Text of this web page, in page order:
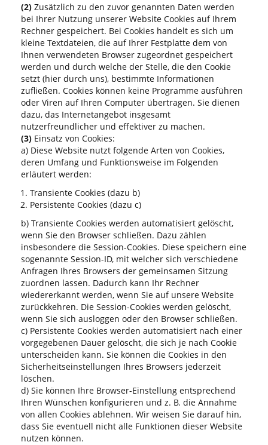
(2) Zusätzlich zu den zuvor genannten Daten werden
bei Ihrer Nutzung unserer Website Cookies auf Ihrem
Rechner gespeichert. Bei Cookies handelt es sich um
kleine Textdateien, die auf Ihrer Festplatte dem von
Ihnen verwendeten Browser zugeordnet gespeichert
werden und durch welche der Stelle, die den Cookie
setzt (hier durch uns), bestimmte Informationen
zufließen. Cookies können keine Programme ausführen
oder Viren auf Ihren Computer übertragen. Sie dienen
dazu, das Internetangebot insgesamt
nutzerfreundlicher und effektiver zu machen.
(3) Einsatz von Cookies:
a) Diese Website nutzt folgende Arten von Cookies,
deren Umfang und Funktionsweise im Folgenden
erläutert werden:
Transiente Cookies (dazu b)
Persistente Cookies (dazu c)
b) Transiente Cookies werden automatisiert gelöscht,
wenn Sie den Browser schließen. Dazu zählen
insbesondere die Session-Cookies. Diese speichern eine
sogenannte Session-ID, mit welcher sich verschiedene
Anfragen Ihres Browsers der gemeinsamen Sitzung
zuordnen lassen. Dadurch kann Ihr Rechner
wiedererkannt werden, wenn Sie auf unsere Website
zurückkehren. Die Session-Cookies werden gelöscht,
wenn Sie sich ausloggen oder den Browser schließen.
c) Persistente Cookies werden automatisiert nach einer
vorgegebenen Dauer gelöscht, die sich je nach Cookie
unterscheiden kann. Sie können die Cookies in den
Sicherheitseinstellungen Ihres Browsers jederzeit
löschen.
d) Sie können Ihre Browser-Einstellung entsprechend
Ihren Wünschen konfigurieren und z. B. die Annahme
von allen Cookies ablehnen. Wir weisen Sie darauf hin,
dass Sie eventuell nicht alle Funktionen dieser Website
nutzen können.